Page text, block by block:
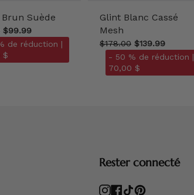
Suède
$99.99
de réduction |
$
Glint Blanc Cassé
Mesh
$178.00 $139.99
- 50 % de réduction |
70,00 $
Rester connecté
Instagram
Facebook
TikTokPinterest